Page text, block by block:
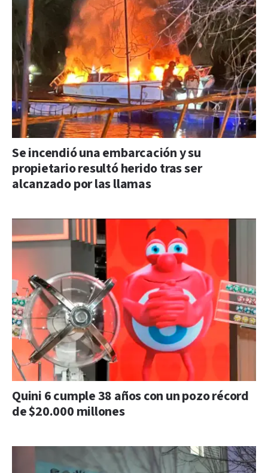
Se incendió una embarcación y su
propietario resultó herido tras ser
alcanzado por las llamas
Quini 6 cumple 38 años con un pozo récord
de $20.000 millones